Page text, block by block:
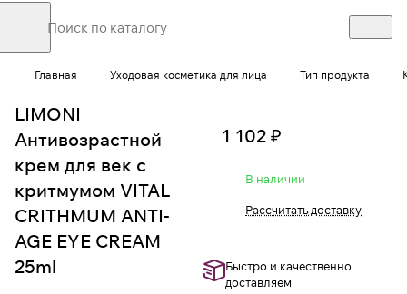
Главная Уходовая косметика для лица Тип продукта
LIMONI
Антивозрастной
крем для век с
критмумом VITAL
CRITHMUM ANTI-
AGE EYE CREAM
25ml
1 102 ₽
В наличии
Рассчитать доставку
Быстро и качественно
доставляем